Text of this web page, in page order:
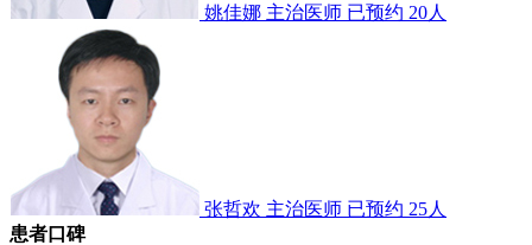
姚佳娜 主治医师 已预约 20人
张哲欢 主治医师 已预约 25人
患者口碑